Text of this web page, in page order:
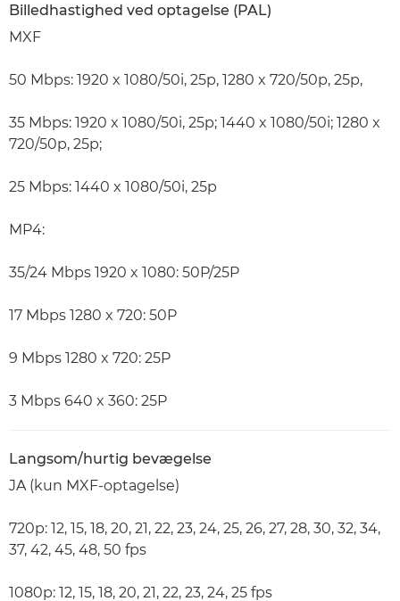
Billedhastighed ved optagelse (PAL)
MXF
50 Mbps: 1920 x 1080/50i, 25p, 1280 x 720/50p, 25p,
35 Mbps: 1920 x 1080/50i, 25p; 1440 x 1080/50i; 1280 x
720/50p, 25p;
25 Mbps: 1440 x 1080/50i, 25p
MP4:
35/24 Mbps 1920 x 1080: 50P/25P
17 Mbps 1280 x 720: 50P
9 Mbps 1280 x 720: 25P
3 Mbps 640 x 360: 25P
Langsom/hurtig bevægelse
JA (kun MXF-optagelse)
720p: 12, 15, 18, 20, 21, 22, 23, 24, 25, 26, 27, 28, 30, 32, 34,
37, 42, 45, 48, 50 fps
1080p: 12, 15, 18, 20, 21, 22, 23, 24, 25 fps